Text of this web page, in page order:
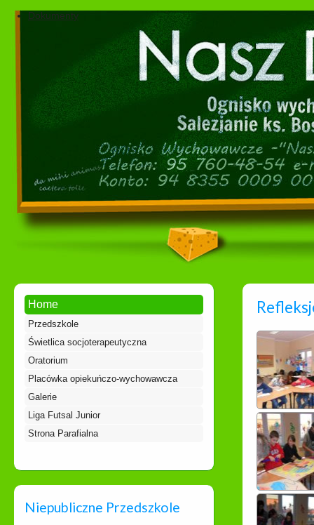
Dokumenty
Home
Przedszkole
Świetlica socjoterapeutyczna
Oratorium
Placówka opiekuńczo-wychowawcza
Galerie
Liga Futsal Junior
Strona Parafialna
Niepubliczne Przedszkole